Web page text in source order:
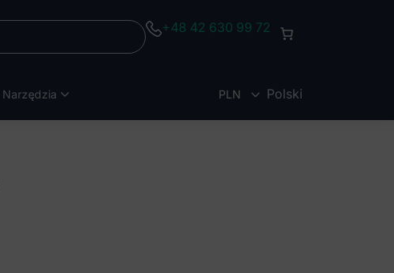
+48 42 630 99 72
Narzędzia PLN Polski